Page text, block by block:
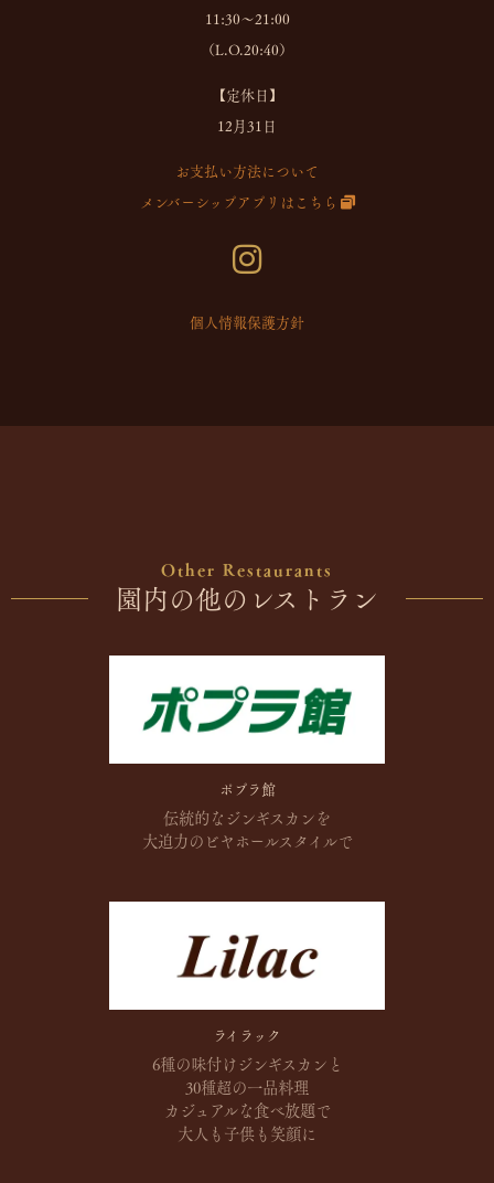
11:30～21:00
（L.O.20:40）
【定休日】
12月31日
お支払い方法について
メンバーシップアプリはこちら
個人情報保護方針
Other Restaurants
園内の他のレストラン
ポプラ館
伝統的なジンギスカンを
大迫力のビヤホールスタイルで
ライラック
6種の味付けジンギスカンと
30種超の一品料理
カジュアルな食べ放題で
大人も子供も笑顔に